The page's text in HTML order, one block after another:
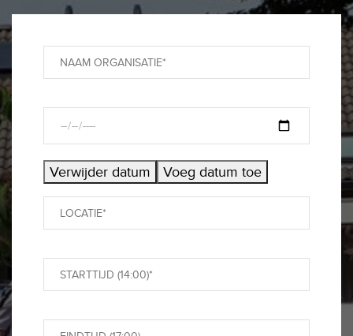
Verwijder datum Voeg datum toe